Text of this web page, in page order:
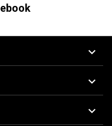


